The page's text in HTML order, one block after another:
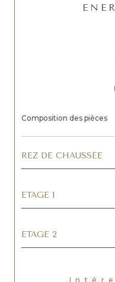
Composition des pièces
REZ DE CHAUSSÉE
ETAGE 1
ETAGE 2